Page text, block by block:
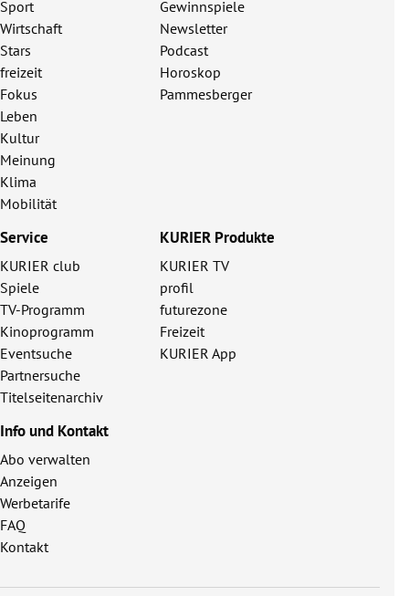
Sport
Wirtschaft
Stars
freizeit
Fokus
Leben
Kultur
Meinung
Klima
Mobilität
Gewinnspiele
Newsletter
Podcast
Horoskop
Pammesberger
Service
KURIER club
Spiele
TV-Programm
Kinoprogramm
Eventsuche
Partnersuche
Titelseitenarchiv
KURIER Produkte
KURIER TV
profil
futurezone
Freizeit
KURIER App
Info und Kontakt
Abo verwalten
Anzeigen
Werbetarife
FAQ
Kontakt